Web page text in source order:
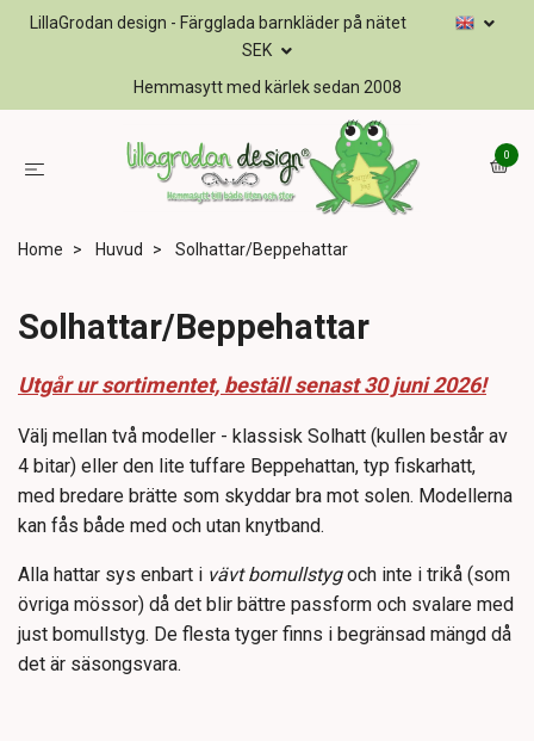
LillaGrodan design - Färgglada barnkläder på nätet
SEK
Hemmasytt med kärlek sedan 2008
0
Home Huvud Solhattar/Beppehattar
Solhattar/Beppehattar
Utgår ur sortimentet, beställ senast 30 juni 2026!
Välj mellan två modeller - klassisk Solhatt (kullen består av
4 bitar) eller den lite tuffare Beppehattan, typ fiskarhatt,
med bredare brätte som skyddar bra mot solen. Modellerna
kan fås både med och utan knytband.
Alla hattar sys enbart i vävt bomullstygoch inte i trikå (som
övriga mössor) då det blir bättre passform och svalare med
just bomullstyg. De flesta tyger finns i begränsad mängd då
det är säsongsvara.